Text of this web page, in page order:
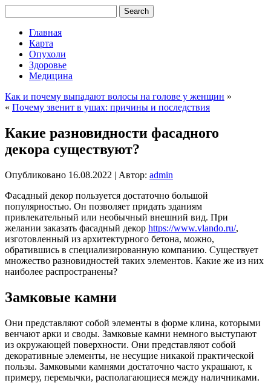
Главная
Карта
Опухоли
Здоровье
Медицина
Как и почему выпадают волосы на голове у женщин »
« Почему звенит в ушах: причины и последствия
Какие разновидности фасадного
декора существуют?
Опубликовано 16.08.2022 | Автор: admin
Фасадный декор пользуется достаточно большой
популярностью. Он позволяет придать зданиям
привлекательный или необычный внешний вид. При
желании заказать фасадный декор https://www.vlando.ru/,
изготовленный из архитектурного бетона, можно,
обратившись в специализированную компанию. Существует
множество разновидностей таких элементов. Какие же из них
наиболее распространены?
Замковые камни
Они представляют собой элементы в форме клина, которыми
венчают арки и своды. Замковые камни немного выступают
из окружающей поверхности. Они представляют собой
декоративные элементы, не несущие никакой практической
пользы. Замковыми камнями достаточно часто украшают, к
примеру, перемычки, располагающиеся между наличниками.